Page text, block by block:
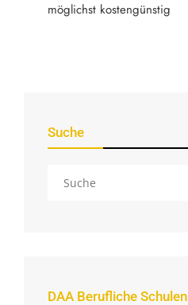
möglichst kostengünstig
Suche
DAA Berufliche Schulen